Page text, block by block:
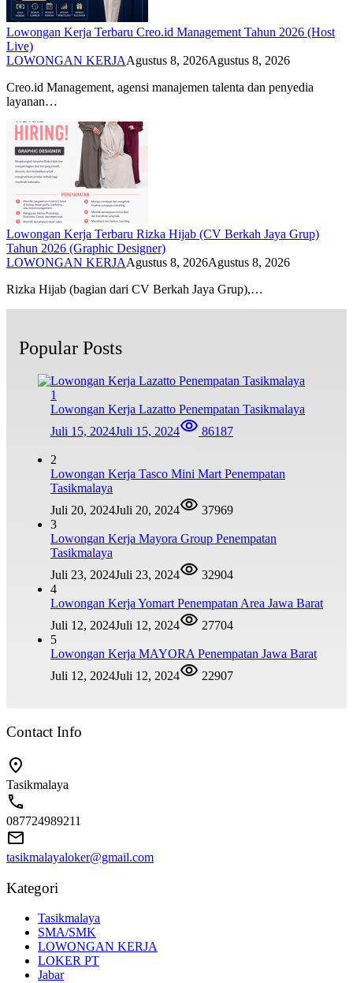
Lowongan Kerja Terbaru Creo.id Management Tahun 2026 (Host
Live)
LOWONGAN KERJAAgustus 8, 2026Agustus 8, 2026
Creo.id Management, agensi manajemen talenta dan penyedia
layanan…
Lowongan Kerja Terbaru Rizka Hijab (CV Berkah Jaya Grup)
Tahun 2026 (Graphic Designer)
LOWONGAN KERJAAgustus 8, 2026Agustus 8, 2026
Rizka Hijab (bagian dari CV Berkah Jaya Grup),…
Popular Posts
1
Lowongan Kerja Lazatto Penempatan Tasikmalaya
Juli 15, 2024Juli 15, 2024 86187
2
Lowongan Kerja Tasco Mini Mart Penempatan
Tasikmalaya
Juli 20, 2024Juli 20, 2024
37969
3
Lowongan Kerja Mayora Group Penempatan
Tasikmalaya
Juli 23, 2024Juli 23, 2024
32904
4
Lowongan Kerja Yomart Penempatan Area Jawa Barat
Juli 12, 2024Juli 12, 2024
27704
5
Lowongan Kerja MAYORA Penempatan Jawa Barat
Juli 12, 2024Juli 12, 2024 22907
Contact Info
Tasikmalaya
087724989211
tasikmalayaloker@gmail.com
Kategori
Tasikmalaya
SMA/SMK
LOWONGAN KERJA
LOKER PT
Jabar